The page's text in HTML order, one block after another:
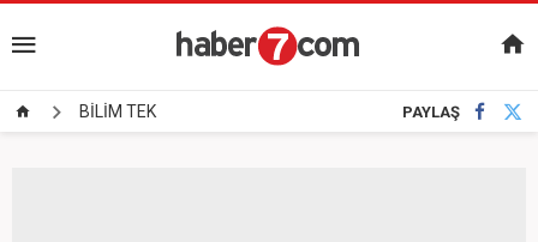
BİLİM TEK PAYLAŞ